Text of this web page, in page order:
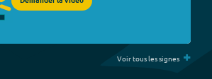
Voir tous les signes +